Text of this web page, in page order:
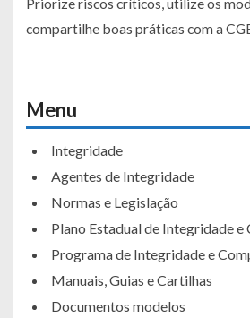
compartilhe boas práticas com a
Menu
Integridade
Agentes de Integridade
Normas e Legislação
Plano Estadual de Integridade e
Programa de Integridade e
Manuais, Guias e Cartilhas
Documentos modelos